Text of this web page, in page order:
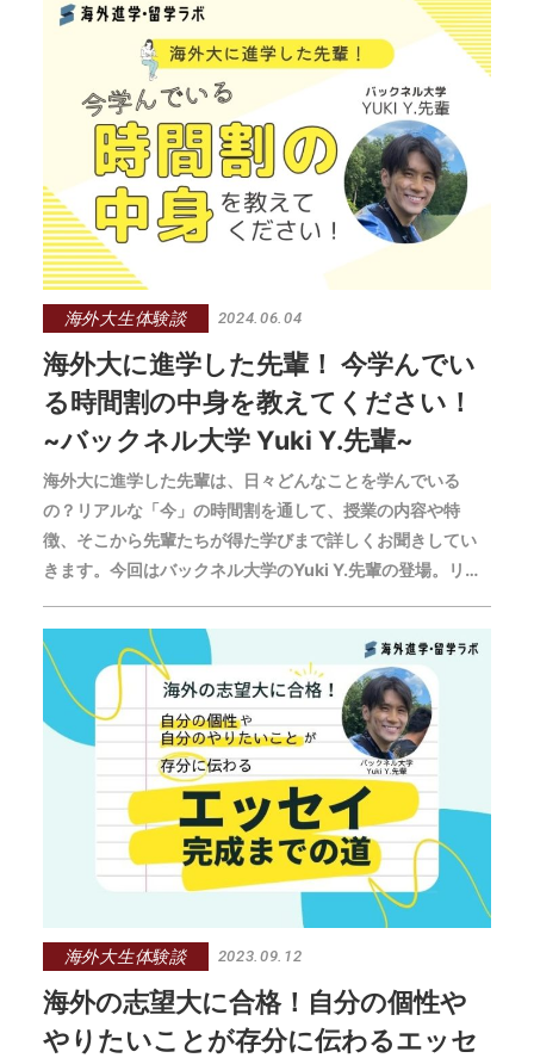
海外大生体験談 2024.06.04
海外大に進学した先輩！ 今学んでい
る時間割の中身を教えてください！
~バックネル大学 Yuki Y.先輩~
海外大に進学した先輩は、日々どんなことを学んでいる
の？リアルな「今」の時間割を通して、授業の内容や特
徴、そこから先輩たちが得た学びまで詳しくお聞きしてい
きます。今回はバックネル大学のYuki Y.先輩の登場。リベ
今、どんなことを学んでいるのでしょうか。
海外大生体験談 2023.09.12
海外の志望大に合格！自分の個性や
やりたいことが存分に伝わるエッセ